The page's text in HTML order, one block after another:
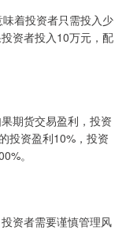
着投资者只需投入少
资者投入10万元，配
期货交易盈利，投资
投资盈利10%，投资
。
资者需要谨慎管理风